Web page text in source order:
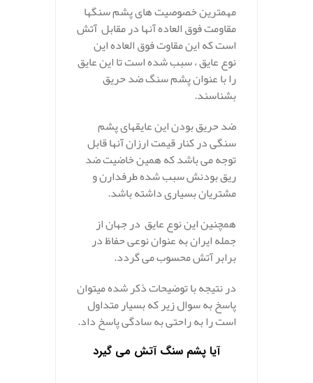
مهمترین خصوصیت های پشم سنگها
مقاومت فوق العاده آنها در مقابل آتش
است که این مقاوت فوق العاده این
نوع عایق ، سبب شده است تا این عایق
را با عنوان پشم سنگ ضد حریق
بشناسند.
ضد حریق بودن این عایقهای پشم
سنگی در کنار قیمت ارزان آنها قابل
توجه می باشد که همین خاضیت ضد
ریق بودنش سبب شده طرفدارن و
مشتریان بسیاری داشته باشد.
همچنین این نوع عایق در جهان از
جمله ایران به عنوان نوعی حفاظ در
برابر آتش محسوب می گردد.
در نتیجه با توضیحات ذکر شده میتوان
پاسخ به سوال زیر که بسیار متداول
است را به راحتی به سادگی پاسخ داد.
آیا پشم سنگ آتش می گیرد